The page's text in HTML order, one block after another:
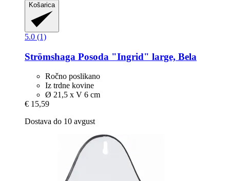
Košarica
5.0 (1)
Strömshaga Posoda "Ingrid" large, Bela
Ročno poslikano
Iz trdne kovine
Ø 21,5 x V 6 cm
€ 15,59
Dostava do 10 avgust